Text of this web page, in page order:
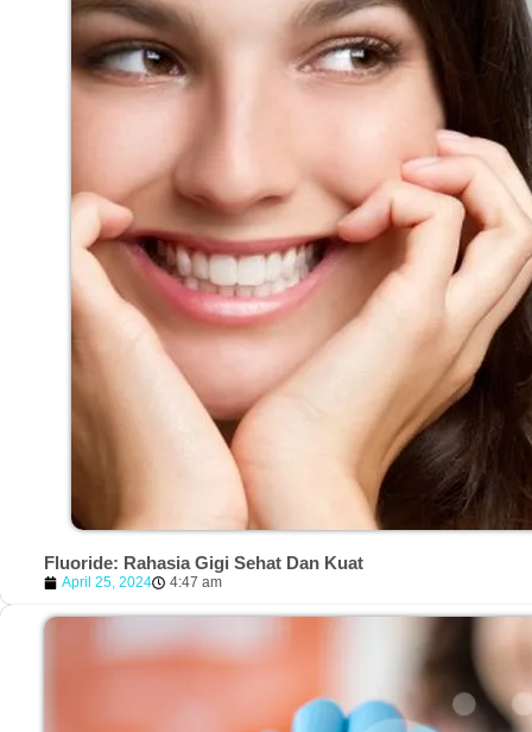
Fluoride: Rahasia Gigi Sehat Dan Kuat
April 25, 2024 4:47 am